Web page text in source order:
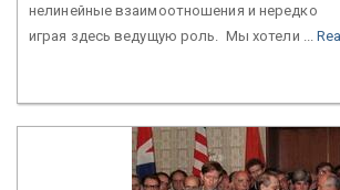
нелинейные взаимоотношения и нередко
играя здесь ведущую роль. Мы хотели ...